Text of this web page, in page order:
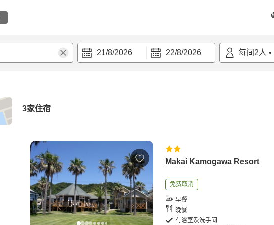
21/8/2026 22/8/2026 每间 2人 •
3家住宿
Makai Kamogawa Resort
免费取消
早餐
晚餐
有浴室及洗手间